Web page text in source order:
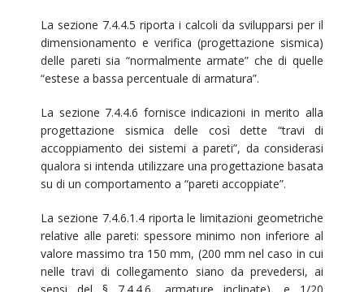
La sezione 7.4.4.5 riporta i calcoli da svilupparsi per il
dimensionamento e verifica (progettazione sismica)
delle pareti sia “normalmente armate” che di quelle
“estese a bassa percentuale di armatura”.
La sezione 7.4.4.6 fornisce indicazioni in merito alla
progettazione sismica delle così dette “travi di
accoppiamento dei sistemi a pareti”, da considerasi
qualora si intenda utilizzare una progettazione basata
su di un comportamento a “pareti accoppiate”.
La sezione 7.4.6.1.4 riporta le limitazioni geometriche
relative alle pareti: spessore minimo non inferiore al
valore massimo tra 150 mm, (200 mm nel caso in cui
nelle travi di collegamento siano da prevedersi, ai